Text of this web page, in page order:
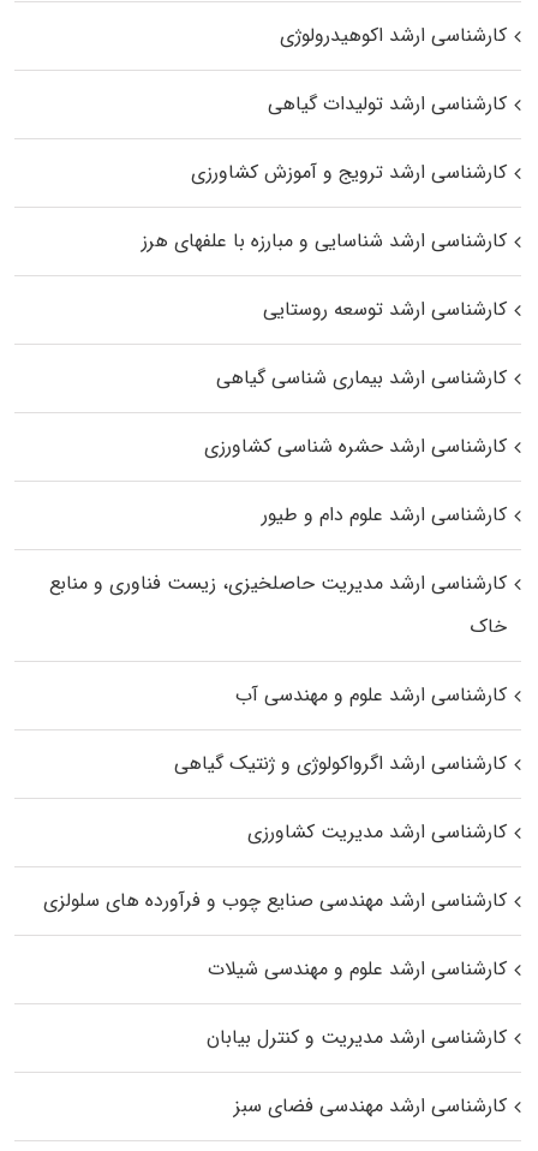
کارشناسی ارشد اکوهیدرولوژی
کارشناسی ارشد تولیدات گیاهی
کارشناسی ارشد ترویج و آموزش کشاورزی
کارشناسی ارشد شناسایی و مبارزه با علفهای هرز
کارشناسی ارشد توسعه روستایی
کارشناسی ارشد بیماری‌ شناسی گیاهی
کارشناسی ارشد حشره‌ شناسی کشاورزی
کارشناسی ارشد علوم دام و طیور
کارشناسی ارشد مدیریت حاصلخیزی، زیست فناوری و منابع
خاک
کارشناسی ارشد علوم و مهندسی آب
کارشناسی ارشد اگرواکولوژی و ژنتیک گیاهی
کارشناسی ارشد مدیریت کشاورزی
کارشناسی ارشد مهندسی صنایع چوب و فرآورده‌ های سلولزی
کارشناسی ارشد علوم و مهندسی شیلات
کارشناسی ارشد مدیریت و کنترل بیابان
کارشناسی ارشد مهندسی فضای سبز